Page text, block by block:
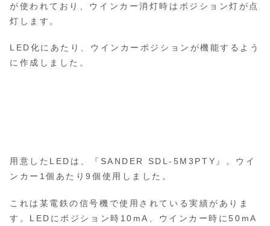
が使われており、ウインカー消灯時はポジション灯が点
灯します。
LED化にあたり、ウインカーポジションが機能するよう
に作成しました。
用意したLEDは、『SANDER SDL-5M3PTY』。ウイ
ンカー1個あたり9個使用しました。
これは某電鉄の信号機で使用されている実績がありま
す。LEDにポジション時10mA、ウインカー時に50mA